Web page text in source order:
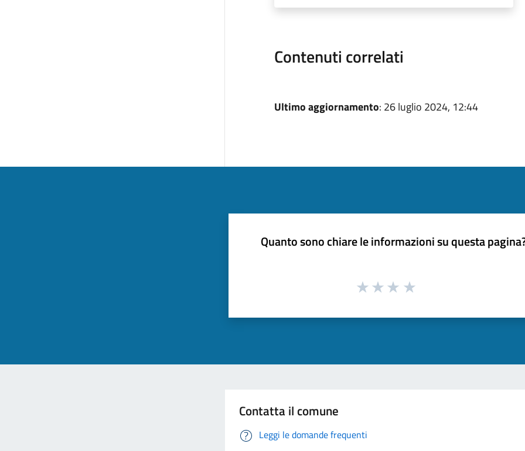
Contenuti correlati
Ultimo aggiornamento: 26 luglio 2024, 12:44
Quanto sono chiare le informazioni su questa
Contatta il comune
Leggi le domande frequenti